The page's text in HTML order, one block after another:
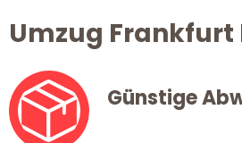
Umzug Frankfurt
Günstige